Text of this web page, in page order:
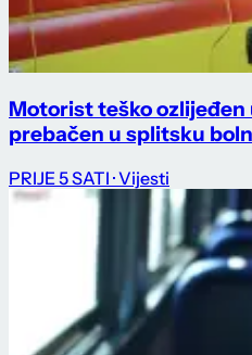
Motorist teško
prebačen u splitsku
PRIJE 5 SATI · Vijesti